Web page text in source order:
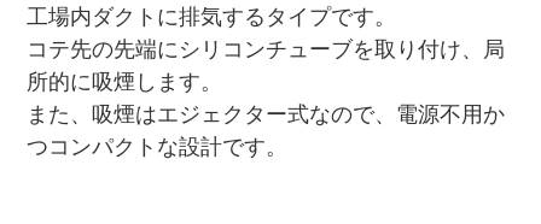
工場内ダクトに排気するタイプです。
コテ先の先端にシリコンチューブを取り付け、局
所的に吸煙します。
また、吸煙はエジェクター式なので、電源不用か
つコンパクトな設計です。